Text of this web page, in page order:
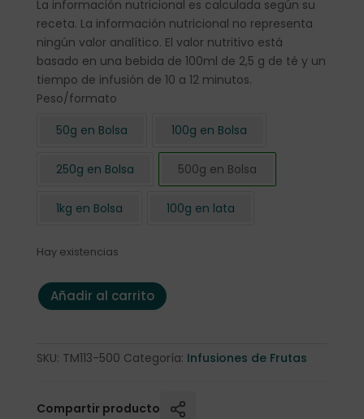
La información nutricional es calculada según su
receta. La información nutricional no representa
ningún valor analítico. El valor nutritivo está
basado en una bebida de 100ml de 2,5 g de té y un
tiempo de infusión de 10 a 12 minutos.
Peso/formato
50g en Bolsa
100g en Bolsa
250g en Bolsa 500g en Bolsa
1kg en Bolsa 100g en lata
Hay existencias
Infusión de Frutas "Mochi Flower" 500 gr. cantidad
Añadir al carrito
SKU: TM113-500 Categoría: Infusiones de Frutas
Compartir producto